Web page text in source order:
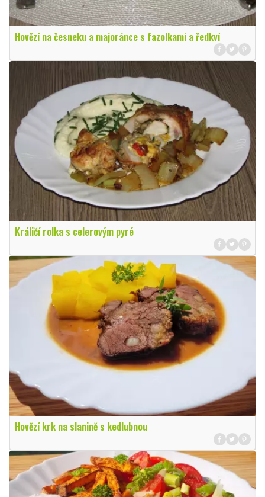
Hovězí na česneku a majoránce s fazolkami a ředkví
Králičí rolka s celerovým pyré
Hovězí krk na slanině s kedlubnou